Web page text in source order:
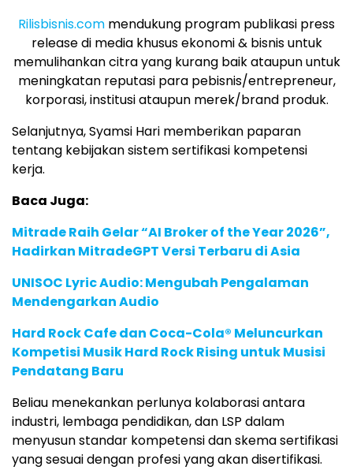
Rilisbisnis.com mendukung program publikasi press
release di media khusus ekonomi & bisnis untuk
memulihankan citra yang kurang baik ataupun untuk
meningkatan reputasi para pebisnis/entrepreneur,
korporasi, institusi ataupun merek/brand produk.
Selanjutnya, Syamsi Hari memberikan paparan
tentang kebijakan sistem sertifikasi kompetensi
kerja.
Baca Juga:
Mitrade Raih Gelar “AI Broker of the Year 2026”,
Hadirkan MitradeGPT Versi Terbaru di Asia
UNISOC Lyric Audio: Mengubah Pengalaman
Mendengarkan Audio
Hard Rock Cafe dan Coca-Cola® Meluncurkan
Kompetisi Musik Hard Rock Rising untuk Musisi
Pendatang Baru
Beliau menekankan perlunya kolaborasi antara
industri, lembaga pendidikan, dan LSP dalam
menyusun standar kompetensi dan skema sertifikasi
yang sesuai dengan profesi yang akan disertifikasi.